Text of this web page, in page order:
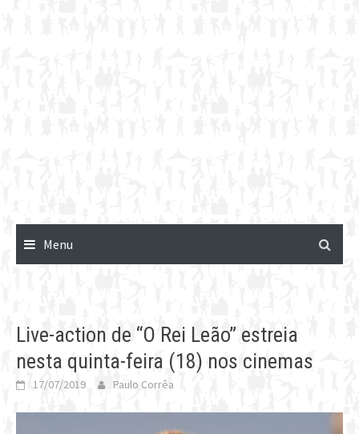
Menu
Live-action de “O Rei Leão” estreia
nesta quinta-feira (18) nos cinemas
17/07/2019 Paulo Corrêa